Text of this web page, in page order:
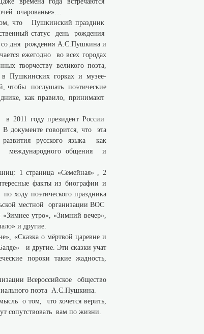
очарованье»…
что Пушкинский праздник
статус день рождения
со дня рождения А.С.Пушкина и
ежегодно во всех городах
творчеству великого поэта,
Пушкинских горках и музее-
чтобы послушать поэтические
как правило, принимают
2011 году президент России
документе говорится, что эта
русского языка как
международного общения и
1 страница «Семейная» , 2
факты из биографии и
ходу поэтического праздника
местной организации ВОС
утро», «Зимний вечер»,
и другие.
«Сказка о мёртвой царевне и
и другие. Эти сказки учат
пороки такие жадность,
Всероссийское общество
поэта А.С.Пушкина.
о том, что хочется верить,
сопутствовать вам по жизни.